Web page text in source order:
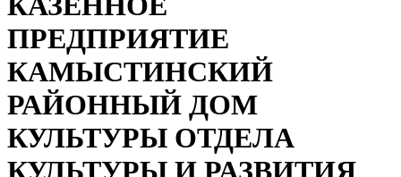
ПРЕДПРИЯТИЕ
КАМЫСТИНСКИЙ
РАЙОННЫЙ ДОМ
КУЛЬТУРЫ ОТДЕЛА
КУЛЬТУРЫ И РАЗВИТИЯ